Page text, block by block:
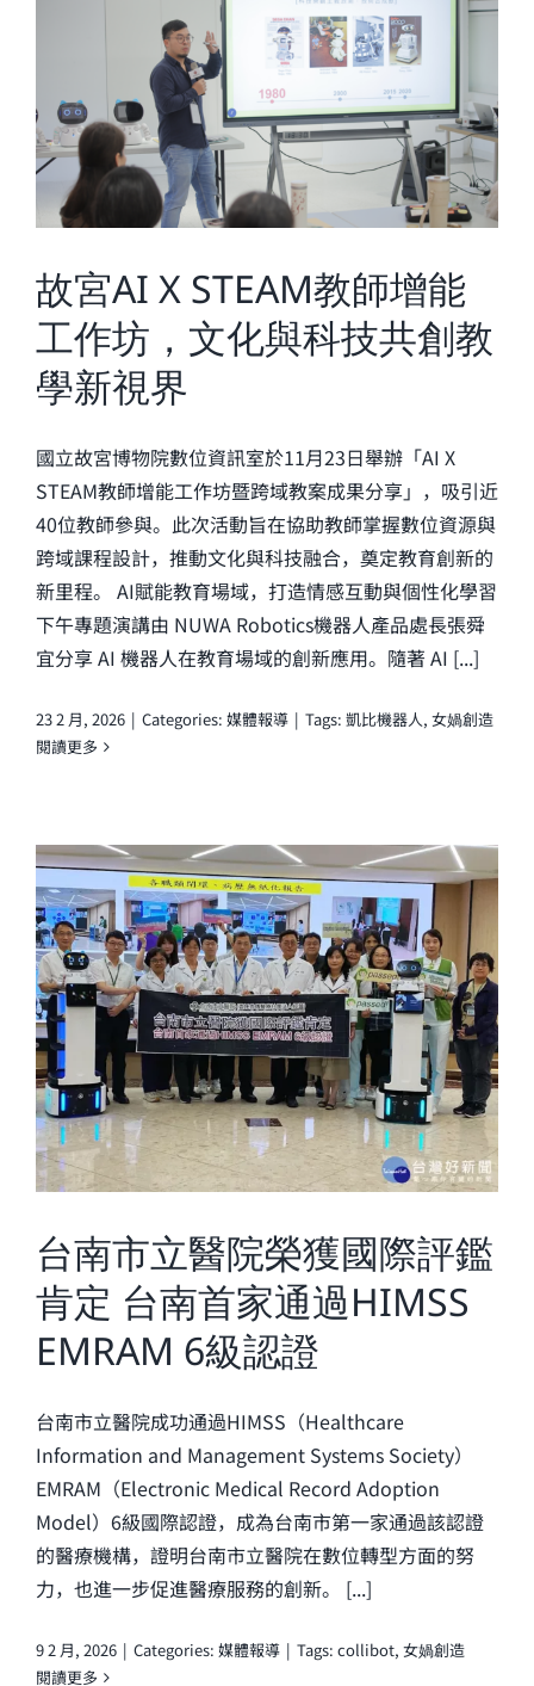
故宮AI X STEAM教師增能
工作坊，文化與科技共創教
學新視界
國立故宮博物院數位資訊室於11月23日舉辦「AI X
STEAM教師增能工作坊暨跨域教案成果分享」，吸引近
40位教師參與。此次活動旨在協助教師掌握數位資源與
跨域課程設計，推動文化與科技融合，奠定教育創新的
新里程。 AI賦能教育場域，打造情感互動與個性化學習
下午專題演講由 NUWA Robotics機器人產品處長張舜
宜分享 AI 機器人在教育場域的創新應用。隨著 AI [...]
23 2 月, 2026 | Categories: 媒體報導 | Tags: 凱比機器人, 女媧創造
閱讀更多
台南市立醫院榮獲國際評鑑
肯定 台南首家通過HIMSS
EMRAM 6級認證
台南市立醫院成功通過HIMSS（Healthcare
Information and Management Systems Society）
EMRAM（Electronic Medical Record Adoption
Model）6級國際認證，成為台南市第一家通過該認證
的醫療機構，證明台南市立醫院在數位轉型方面的努
力，也進一步促進醫療服務的創新。 [...]
9 2 月, 2026 | Categories: 媒體報導 | Tags: collibot, 女媧創造
閱讀更多